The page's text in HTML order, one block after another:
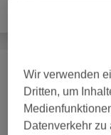
Kosmetik (1)
Wir verwenden
Dritten, um
Datenverkehr zu